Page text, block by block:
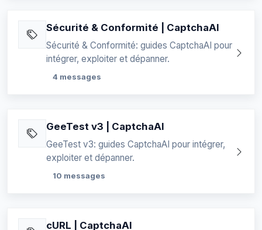
Sécurité & Conformité | CaptchaAI
Sécurité & Conformité: guides CaptchaAI pour
intégrer, exploiter et dépanner.
4 messages
GeeTest v3 | CaptchaAI
GeeTest v3: guides CaptchaAI pour intégrer,
exploiter et dépanner.
10 messages
cURL | CaptchaAI